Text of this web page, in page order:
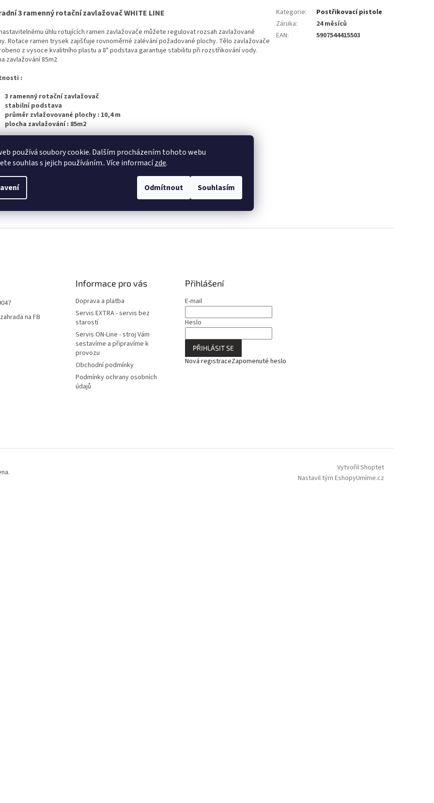
používá soubory cookie. Dalším procházením tohoto webu
souhlas s jejich používáním.. Více informacízde.
Odmítnout Souhlasím
3 ramenný rotační zavlažovač WHITE LINE
úhlu rotujících ramen zavlažovače můžete regulovat rozsah zavlažované
Rotace ramen trysek zajišťuje rovnoměrné zalévání požadované plochy. Tělo zavlažovače
z vysoce kvalitního plastu a 8" podstava garantuje stabilitu při rozstřikování vody.
zavlažování 85m2
:
3 ramenný rotační zavlažovač
stabilní podstava
průměr zvlažovované plochy : 10,4 m
plocha zavlažování : 85m2
Kategorie:
Postřikovací pistole
Záruka:
24 měsíců
EAN: 5907544415503
na FB
Informace pro vás
Doprava a platba
Servis EXTRA - servis bez
starostí
Servis ON-Line - stroj Vám
sestavíme a připravíme k
provozu
Obchodní podmínky
Podmínky ochrany osobních
údajů
Přihlášení
E-mail
Heslo
PŘIHLÁSIT SE
Nová registraceZapomenuté heslo
Vytvořil Shoptet
Nastavil tým EshopyUmíme.cz